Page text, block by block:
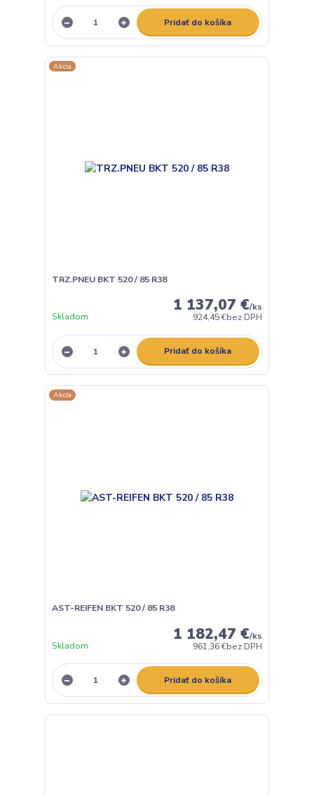
Pridať do košíka
Akcia
TRZ.PNEU BKT 520 / 85 R38
1 137,07 €/ks
924,45 €bez DPH
Skladom
Pridať do košíka
Akcia
AST-REIFEN BKT 520 / 85 R38
1 182,47 €/ks
961,36 €bez DPH
Skladom
Pridať do košíka